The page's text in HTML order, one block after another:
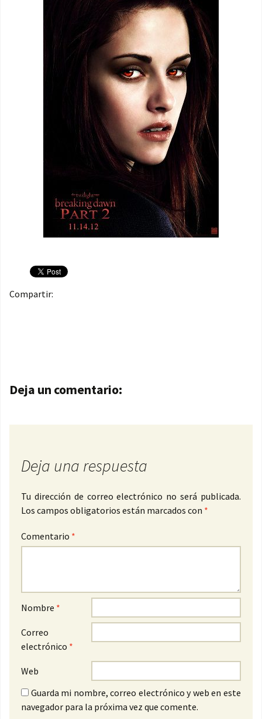
Compartir:
Navegación de entradas
Deja un comentario:
Deja una respuesta
Tu dirección de correo electrónico no será publicada.
Los campos obligatorios están marcados con *
Comentario *
Nombre *
Correo
electrónico *
Web
Guarda mi nombre, correo electrónico y web en este
navegador para la próxima vez que comente.